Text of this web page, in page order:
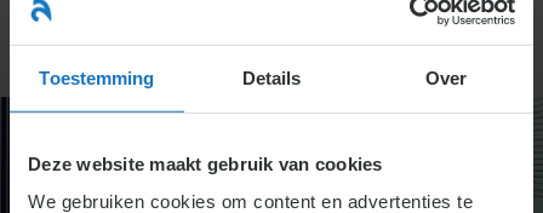
Toestemming Details Over
Deze website maakt gebruik van cookies
We gebruiken cookies om content en advertenties te
naar
inhoud